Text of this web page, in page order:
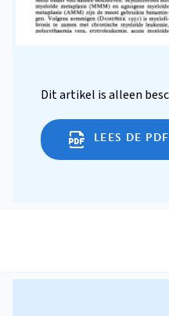
Dit artikel is alleen
LEES DE PDF